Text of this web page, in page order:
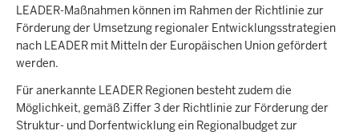
LEADER-Maßnahmen können im Rahmen der Richtlinie zur
Förderung der Umsetzung regionaler Entwicklungsstrategien
nach LEADER mit Mitteln der Europäischen Union gefördert
werden.
Für anerkannte LEADER Regionen besteht zudem die
Möglichkeit, gemäß Ziffer 3 der Richtlinie zur Förderung der
Struktur- und Dorfentwicklung ein Regionalbudget zur